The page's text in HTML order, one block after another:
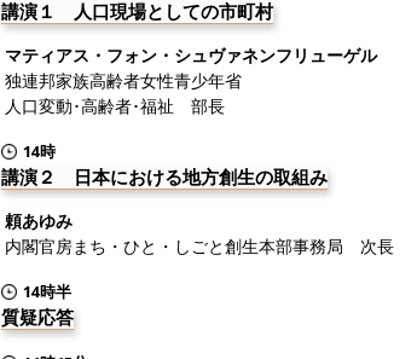
講演１ 人口現場としての市町村
マティアス・フォン・シュヴァネンフリューゲル
独連邦家族高齢者女性青少年省
人口変動･高齢者･福祉 部長
14時
講演２ 日本における地方創生の取組み
頼あゆみ
内閣官房まち・ひと・しごと創生本部事務局 次長
14時半
質疑応答